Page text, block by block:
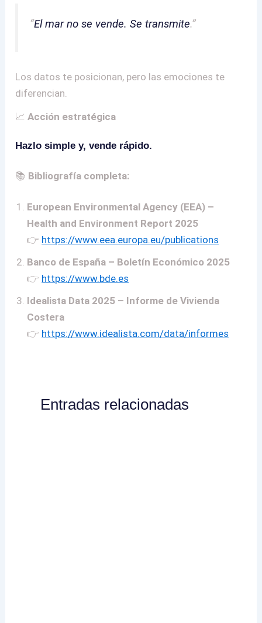
“El mar no se vende. Se transmite.”
Los datos te posicionan, pero las emociones te
diferencian.
📈Acción estratégica
Hazlo simple y, vende rápido.
📚 Bibliografía completa:
European Environmental Agency (EEA) –
Health and Environment Report 2025
👉 https://www.eea.europa.eu/publications
Banco de España – Boletín Económico 2025
👉 https://www.bde.es
Idealista Data 2025 – Informe de Vivienda
Costera
👉 https://www.idealista.com/data/informes
Entradas relacionadas